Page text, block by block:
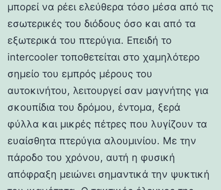
μπορεί να ρέει ελεύθερα τόσο μέσα από τις
εσωτερικές του διόδους όσο και από τα
εξωτερικά του πτερύγια. Επειδή το
intercooler τοποθετείται στο χαμηλότερο
σημείο του εμπρός μέρους του
αυτοκινήτου, λειτουργεί σαν μαγνήτης για
σκουπίδια του δρόμου, έντομα, ξερά
φύλλα και μικρές πέτρες που λυγίζουν τα
ευαίσθητα πτερύγια αλουμινίου. Με την
πάροδο του χρόνου, αυτή η φυσική
απόφραξη μειώνει σημαντικά την ψυκτική